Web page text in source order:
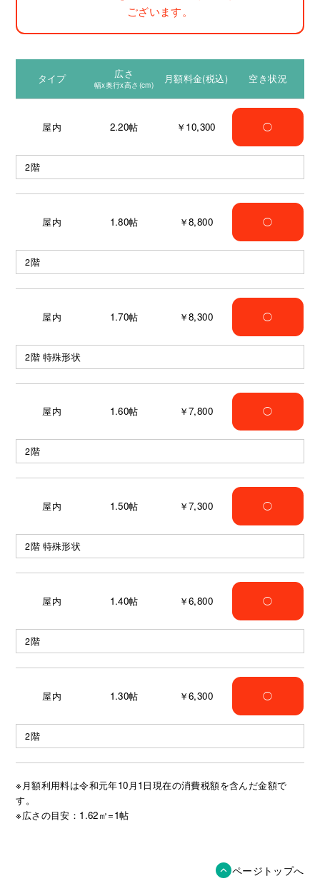
ございます。
タイプ 広さ
幅x奥行x高さ(cm) 月額料金(税込) 空き状況
屋内 2.20帖 ￥10,300 ◯
2階
屋内 1.80帖 ￥8,800 ◯
2階
屋内 1.70帖 ￥8,300 ◯
2階 特殊形状
屋内 1.60帖 ￥7,800 ◯
2階
屋内 1.50帖 ￥7,300 ◯
2階 特殊形状
屋内 1.40帖 ￥6,800 ◯
2階
屋内 1.30帖 ￥6,300 ◯
2階
※月額利用料は令和元年10月1日現在の消費税額を含んだ金額で
す。
※広さの目安：1.62㎡=1帖
ページトップへ